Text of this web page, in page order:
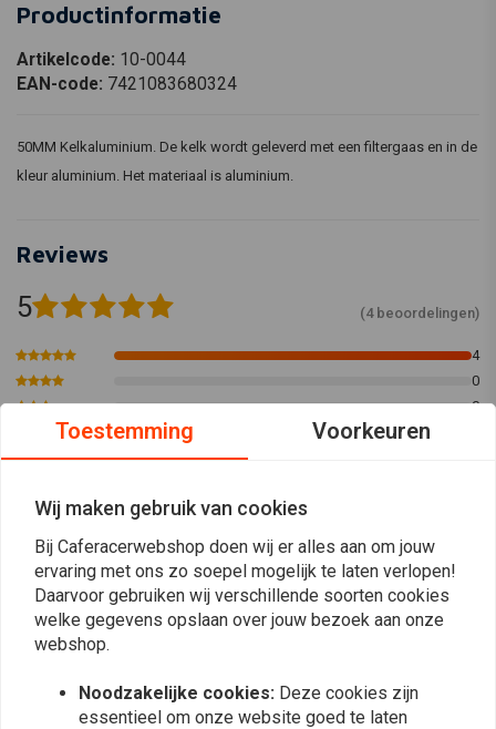
Productinformatie
Artikelcode: 10-0044
EAN-code: 7421083680324
50MM Kelkaluminium. De kelk wordt geleverd met een filtergaas en in de
kleur aluminium. Het materiaal is aluminium.
Reviews
5 (4 beoordelingen)
4
0
0
Frank Beicken
Schnell und gut, gemäß Beschreibung
geliefert. Zu empfehlen!
Dick B.
All, heb de
gemonteerd
perfect Had
Toestemming Voorkeuren
Wij maken gebruik van cookies
Bij Caferacerwebshop doen wij er alles aan om jouw
ervaring met ons zo soepel mogelijk te laten verlopen!
Daarvoor gebruiken wij verschillende soorten cookies
welke gegevens opslaan over jouw bezoek aan onze
webshop.
Noodzakelijke cookies: Deze cookies zijn
essentieel om onze website goed te laten